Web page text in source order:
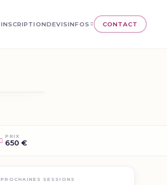
INSCRIPTIONDEVISINFOS CONTACT
PRIX
650 €
PROCHAINES SESSIONS